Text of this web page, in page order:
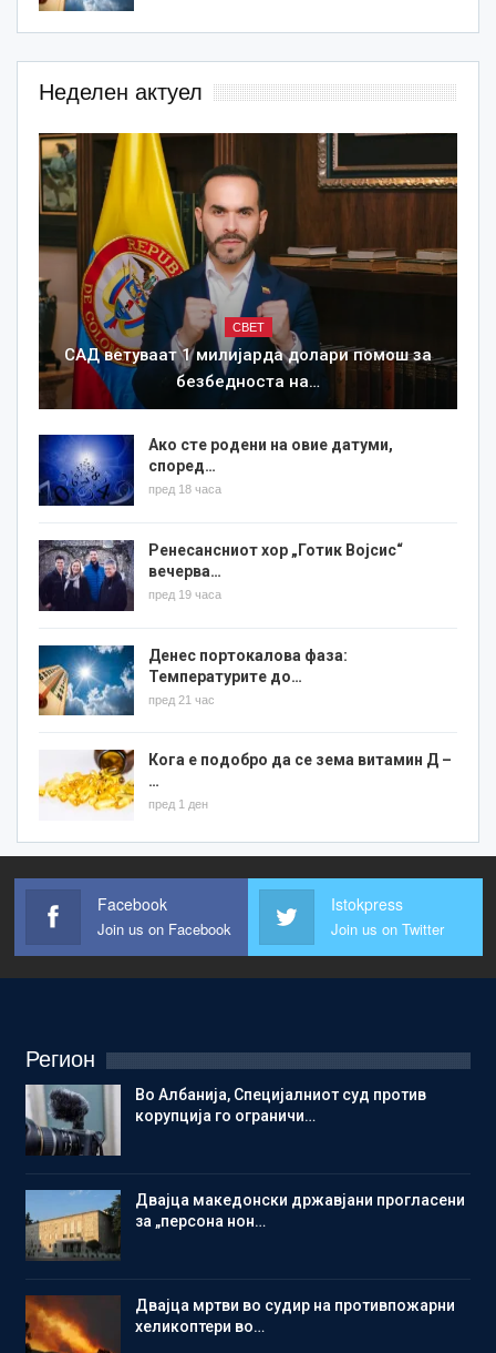
Неделен актуел
СВЕТ
САД ветуваат 1 милијарда долари помош за
безбедноста на…
Ако сте родени на овие датуми,
според…
пред 18 часа
Ренесансниот хор „Готик Војсис“
вечерва…
пред 19 часа
Денес портокалова фаза:
Температурите до…
пред 21 час
Кога е подобро да се зема витамин Д –
…
пред 1 ден
Facebook
Join us on Facebook
Istokpress
Join us on Twitter
Регион
Во Албанија, Специјалниот суд против
корупција го ограничи…
Двајца македонски државјани прогласени
за „персона нон…
Двајца мртви во судир на противпожарни
хеликоптери во…